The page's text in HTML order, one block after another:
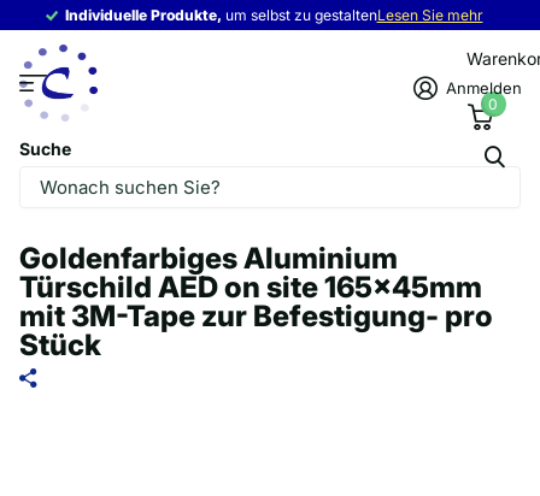
Individuelle Produkte, um selbst zu gestaltenLesen Sie mehr
Individuelle Produkte,
Suche
Anmelden
0
Goldenfarbiges Aluminium
Türschild AED on site 165x45mm
mit 3M-Tape zur Befestigung- pro
Stück